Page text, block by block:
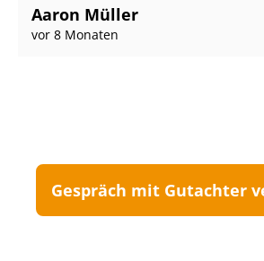
Aaron Müller
vor 8 Monaten
Gespräch mit Gutachter